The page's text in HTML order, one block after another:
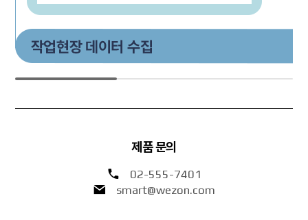
제품 문의
02-555-7401
smart@wezon.com